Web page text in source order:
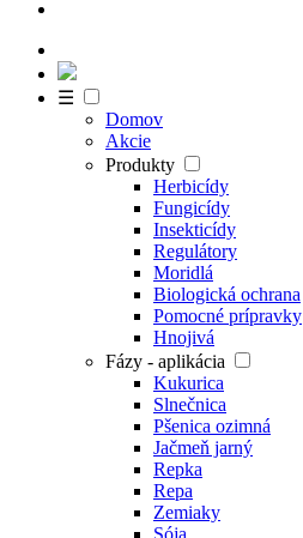
☰
Domov
Akcie
Produkty
Herbicídy
Fungicídy
Insekticídy
Regulátory
Moridlá
Biologická ochrana
Pomocné prípravky
Hnojivá
Fázy - aplikácia
Kukurica
Slnečnica
Pšenica ozimná
Jačmeň jarný
Repka
Repa
Zemiaky